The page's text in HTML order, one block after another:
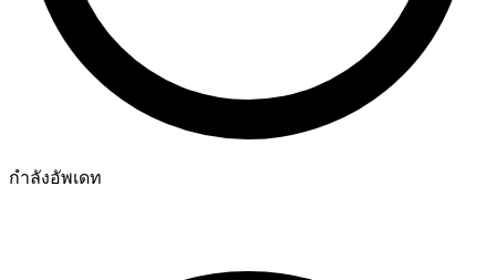
กำลังอัพเดท